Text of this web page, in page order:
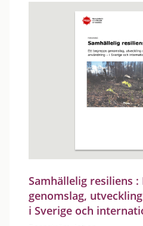
Samhällelig resiliens :
genomslag,
i Sverige och